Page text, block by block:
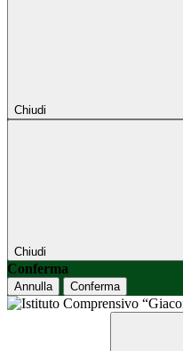
Chiudi
Chiudi
Conferma
Annulla Conferma